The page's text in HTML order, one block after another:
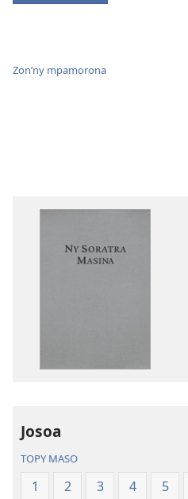
Zon’ny mpamorona
Josoa
TOPY MASO
1 2 3 4 5